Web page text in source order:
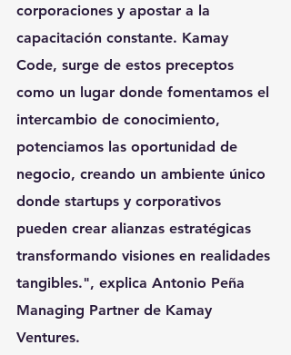
corporaciones y apostar a la
capacitación constante. Kamay
Code, surge de estos preceptos
como un lugar donde fomentamos el
intercambio de conocimiento,
potenciamos las oportunidad de
negocio, creando un ambiente único
donde startups y corporativos
pueden crear alianzas estratégicas
transformando visiones en realidades
tangibles.", explica Antonio Peña
Managing Partner de Kamay
Ventures.